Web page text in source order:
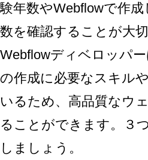
験年数やWebflowで作
数を確認することが大
Webflowディベロッパ
の作成に必要なスキル
いるため、高品質なウ
ることができます。３
しましょう。